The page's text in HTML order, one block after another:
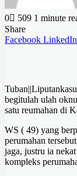
0
509 1 minute
Share
Facebook LinkedIn
begitulah ulah
satu reumahan di
WS ( 49) yang
perumahan
jaga, justru ia
kompleks